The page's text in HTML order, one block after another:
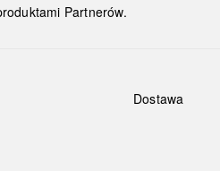
Partnerów.
Dostawa